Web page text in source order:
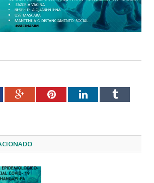
Google+PinterestLinkedInTumblr